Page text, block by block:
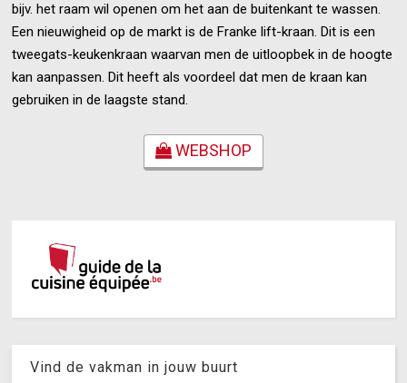
bijv. het raam wil openen om het aan de buitenkant te wassen.
Een nieuwigheid op de markt is de Franke lift-kraan. Dit is een
tweegats-keukenkraan waarvan men de uitloopbek in de hoogte
kan aanpassen. Dit heeft als voordeel dat men de kraan kan
gebruiken in de laagste stand.
WEBSHOP
Vind de vakman in jouw buurt